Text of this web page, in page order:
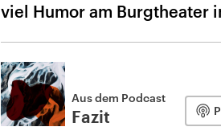
viel Humor am Burgtheater
Aus dem Podcast
Fazit